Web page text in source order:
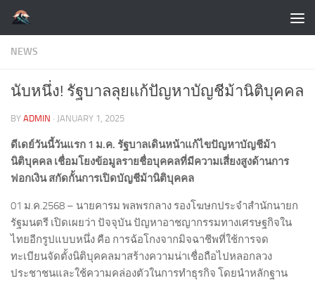
Skip to content
NEWS
นับหนึ่ง! รัฐบาลลุยแก้ปัญหาบัญชีม้านิติบุคคล
BY ADMIN · JANUARY 1, 2025
ดีเดย์วันนี้วันแรก 1 ม.ค. รัฐบาลเดินหน้าแก้ไขปัญหาบัญชีม้า
นิติบุคคล เชื่อมโยงข้อมูลรายชื่อบุคคลที่มีความเสี่ยงสูงด้านการ
ฟอกเงิน สกัดกั้นการเปิดบัญชีม้านิติบุคคล
01 ม.ค.2568 – นายคารม พลพรกลาง รองโฆษกประจำสำนักนายก
รัฐมนตรี เปิดเผยว่า ปัจจุบัน ปัญหาอาชญากรรมทางเศรษฐกิจใน
ไทยอีกรูปแบบหนึ่ง คือ การฉ้อโกงจากมิจฉาชีพที่ใช้การจด
ทะเบียนจัดตั้งนิติบุคคลมาสร้างความน่าเชื่อถือไปหลอกลวง
ประชาชนและใช้ความคล่องตัวในการทำธุรกิจ โดยนำหลักฐาน